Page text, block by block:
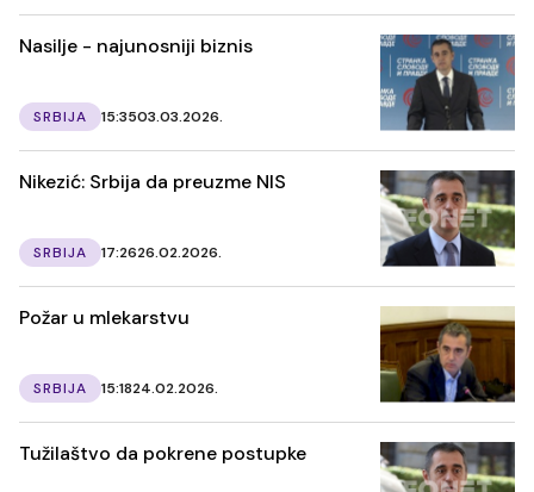
Nasilje - najunosniji biznis
SRBIJA 15:3503.03.2026.
Nikezić: Srbija da preuzme NIS
SRBIJA 17:2626.02.2026.
Požar u mlekarstvu
SRBIJA 15:1824.02.2026.
Tužilaštvo da pokrene postupke